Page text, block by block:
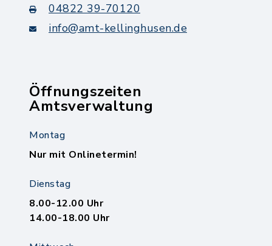
04822 39-70120
info@amt-kellinghusen.de
Öffnungszeiten
Amtsverwaltung
Montag
Nur mit Onlinetermin!
Dienstag
8.00-12.00 Uhr
14.00-18.00 Uhr